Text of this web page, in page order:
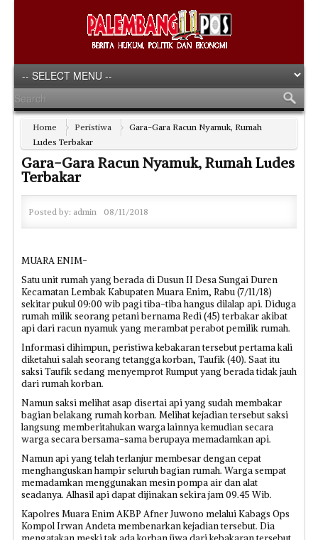
Home Peristiwa
Gara-Gara Racun Nyamuk, Rumah
Ludes Terbakar
Gara-Gara Racun Nyamuk, Rumah Ludes
Terbakar
Posted by: admin 08/11/2018
MUARA ENIM-
Satu unit rumah yang berada di Dusun II Desa Sungai Duren
Kecamatan Lembak Kabupaten Muara Enim, Rabu (7/11/18)
sekitar pukul 09:00 wib pagi tiba-tiba hangus dilalap api. Diduga
rumah milik seorang petani bernama Redi (45) terbakar akibat
api dari racun nyamuk yang merambat perabot pemilik rumah.
Informasi dihimpun, peristiwa kebakaran tersebut pertama kali
diketahui salah seorang tetangga korban, Taufik (40). Saat itu
saksi Taufik sedang menyemprot Rumput yang berada tidak jauh
dari rumah korban.
Namun saksi melihat asap disertai api yang sudah membakar
bagian belakang rumah korban. Melihat kejadian tersebut saksi
langsung memberitahukan warga lainnya kemudian secara
warga secara bersama-sama berupaya memadamkan api.
Namun api yang telah terlanjur membesar dengan cepat
menghanguskan hampir seluruh bagian rumah. Warga sempat
memadamkan menggunakan mesin pompa air dan alat
seadanya. Alhasil api dapat dijinakan sekira jam 09.45 Wib.
Kapolres Muara Enim AKBP Afner Juwono melalui Kabags Ops
Kompol Irwan Andeta membenarkan kejadian tersebut. Dia